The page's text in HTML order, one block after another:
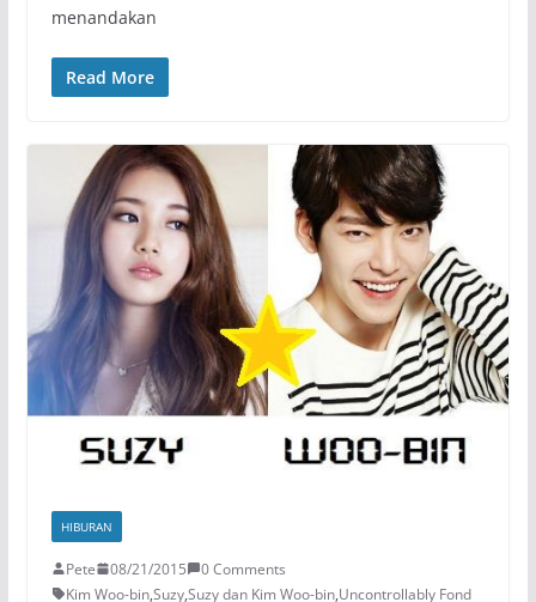
menandakan
Read More
HIBURAN
Pete 08/21/2015
0 Comments
Kim Woo-bin,Suzy,Suzy dan Kim Woo-bin,Uncontrollably Fond